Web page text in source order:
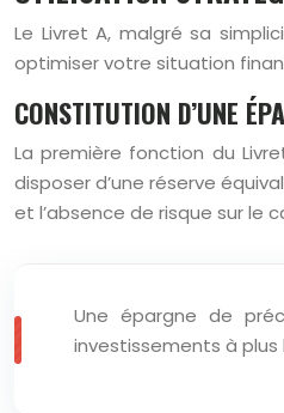
Le Livret A, malgré sa
optimiser votre situation
CONSTITUTION D’UNE
La première fonction du
disposer d’une réserve
et l’absence de risque sur le
Une épargne de
investissements à plus